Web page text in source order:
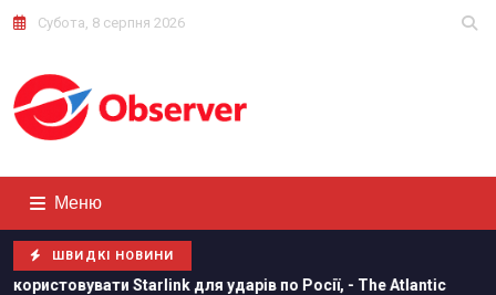
Субота, 8 серпня 2026
Меню
ШВИДКІ НОВИНИ
для ударів по Росії, - The Atlantic Норвезькі